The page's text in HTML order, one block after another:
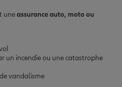
uneassurance auto, moto ou
un incendie ou une catastrophe
vandalisme